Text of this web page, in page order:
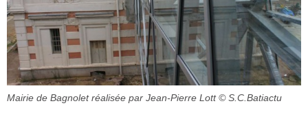
Mairie de Bagnolet réalisée par Jean-Pierre Lott © S.C.Batiactu